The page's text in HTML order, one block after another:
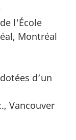
l'École
Montréal
d’un
Vancouver